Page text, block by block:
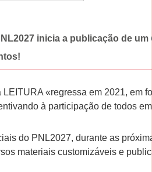
inicia a publicação de um
«regressa em 2021, em
à participação de todos
do PNL2027, durante as
materiais customizáveis e